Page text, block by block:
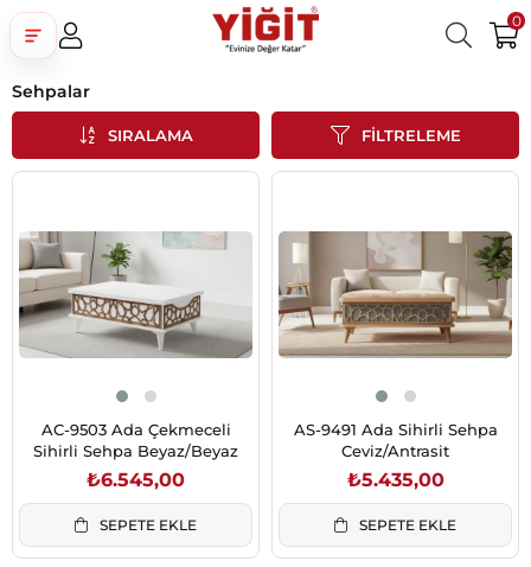
0
Google İle Bağlan
Sehpalar
FILTRELEME
SIRALAMA
AC-9503 Ada Çekmeceli
Sihirli Sehpa Beyaz/Beyaz
₺6.545,00
SEPETE EKLE
AS-9491 Ada Sihirli Sehpa
Ceviz/Antrasit
₺5.435,00
SEPETE EKLE